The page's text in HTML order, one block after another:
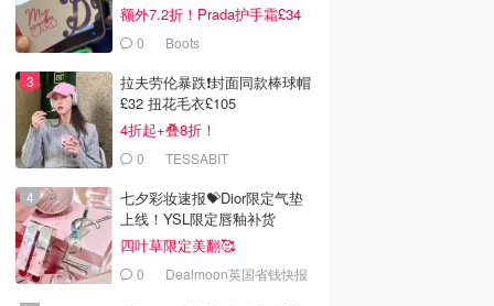
额外7.2折！Prada护手霜£34
0 Boots
拉夫劳伦暴跌❗️封面同款棒球帽
£32 扭花毛衣£105
4折起+叠8折！
0 TESSABIT
七夕彩妆速报💝Dior限定气垫
上线！YSL限定唇釉补货
四叶草限定美翻🥰
0 Dealmoon英国省钱快报